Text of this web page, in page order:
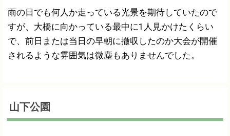
雨の日でも何人か走っている光景を期待していたので
すが、大橋に向かっている最中に1人見かけたくらい
で、前日または当日の早朝に撤収したのか大会が開催
されるような雰囲気は微塵もありませんでした。
山下公園